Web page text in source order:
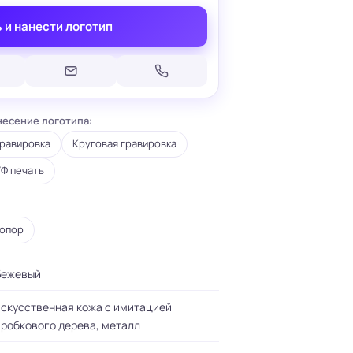
Печать на кепках
Печать на шопперах
Печать на футболках
нанести логотип
логотипа:
Круговая гравировка
печать
кожа с имитацией
дерева, металл